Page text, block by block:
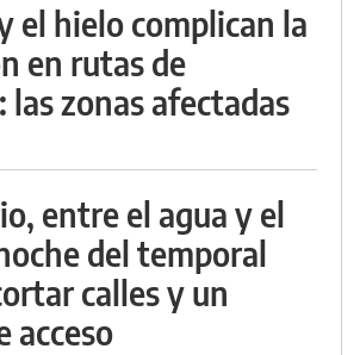
el hielo complican la
en rutas de
las zonas afectadas
entre el agua y el
del temporal
calles y un
acceso